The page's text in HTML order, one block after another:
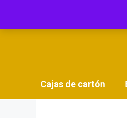
contenido
Cajas de cartón